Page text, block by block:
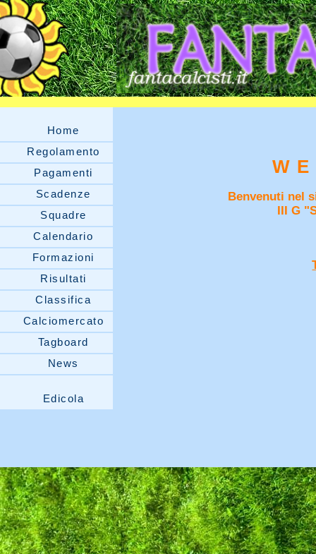
Home
Regolamento
Pagamenti
Scadenze
Squadre
Calendario
Formazioni
Risultati
Classifica
Calciomercato
Tagboard
News
Edicola
Benvenuti nel
III G